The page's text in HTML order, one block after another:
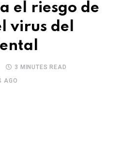
el riesgo de
virus del
3 MINUTES READ
AGO